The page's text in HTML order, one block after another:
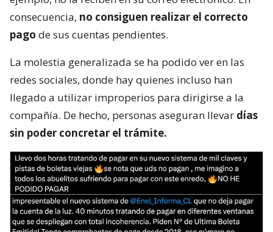
consecuencia, no consiguen realizar el correcto
pago de sus cuentas pendientes.
La molestia generalizada se ha podido ver en las
redes sociales, donde hay quienes incluso han
llegado a utilizar improperios para dirigirse a la
compañía. De hecho, personas aseguran llevar días
sin poder concretar el trámite.